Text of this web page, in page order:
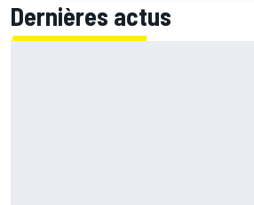
Dernières actus